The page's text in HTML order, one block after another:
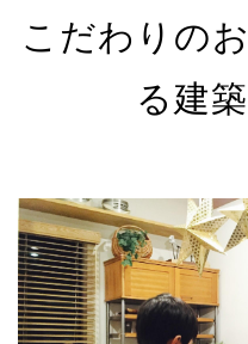
こだわりの
る建
有限会社 河野電建（以
り個人情報保護方針を
個人情報の管理